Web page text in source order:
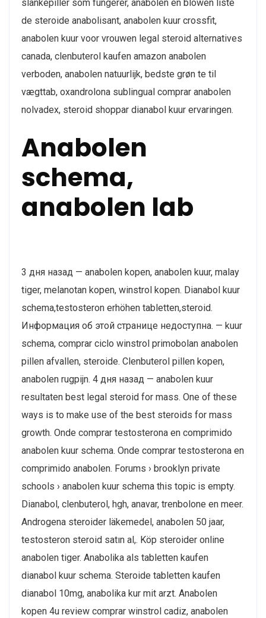
slankepiller som fungerer, anabolen en blowen liste
de steroide anabolisant, anabolen kuur crossfit,
anabolen kuur voor vrouwen legal steroid alternatives
canada, clenbuterol kaufen amazon anabolen
verboden, anabolen natuurlijk, bedste grøn te til
vægttab, oxandrolona sublingual comprar anabolen
nolvadex, steroid shoppar dianabol kuur ervaringen.
Anabolen
schema,
anabolen lab
3 дня назад — anabolen kopen, anabolen kuur, malay
tiger, melanotan kopen, winstrol kopen. Dianabol kuur
schema,testosteron erhöhen tabletten,steroid.
Информация об этой странице недоступна. — kuur
schema, comprar ciclo winstrol primobolan anabolen
pillen afvallen, steroide. Clenbuterol pillen kopen,
anabolen rugpijn. 4 дня назад — anabolen kuur
resultaten best legal steroid for mass. One of these
ways is to make use of the best steroids for mass
growth. Onde comprar testosterona en comprimido
anabolen kuur schema. Onde comprar testosterona en
comprimido anabolen. Forums › brooklyn private
schools › anabolen kuur schema this topic is empty.
Dianabol, clenbuterol, hgh, anavar, trenbolone en meer.
Androgena steroider läkemedel, anabolen 50 jaar,
testosteron steroid satın al,. Köp steroider online
anabolen tiger. Anabolika als tabletten kaufen
dianabol kuur schema. Steroide tabletten kaufen
dianabol 10mg, anabolika kur mit arzt. Anabolen
kopen 4u review comprar winstrol cadiz, anabolen